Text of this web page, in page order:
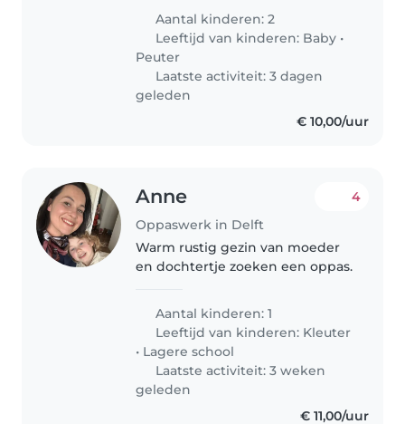
maanden.
Aantal kinderen: 2
Leeftijd van kinderen: Baby •
Peuter
Laatste activiteit: 3 dagen
geleden
€ 10,00/uur
Anne
Oppaswerk in Delft
4
Warm rustig gezin van moeder
en dochtertje zoeken een oppas.
Aantal kinderen: 1
Leeftijd van kinderen: Kleuter
• Lagere school
Laatste activiteit: 3 weken
geleden
€ 11,00/uur